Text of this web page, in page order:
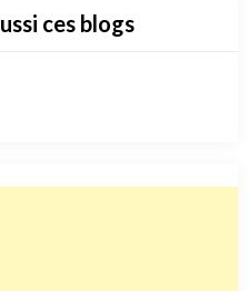
ces blogs